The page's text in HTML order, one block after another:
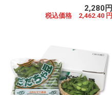
2,280円
税込価格 2,462.40 円